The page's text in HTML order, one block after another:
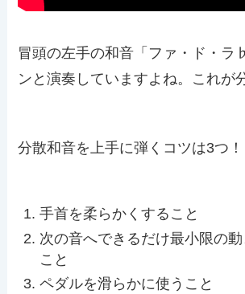
冒頭の左手の和音「ファ・ド・ラ
ンと演奏していますよね。これが
分散和音を上手に弾くコツは3つ！
手首を柔らかくすること
次の音へできるだけ最小限の
こと
ペダルを滑らかに使うこと